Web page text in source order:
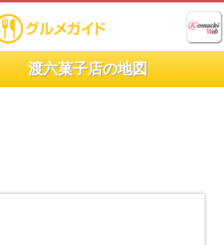
渡六菓子店の地図